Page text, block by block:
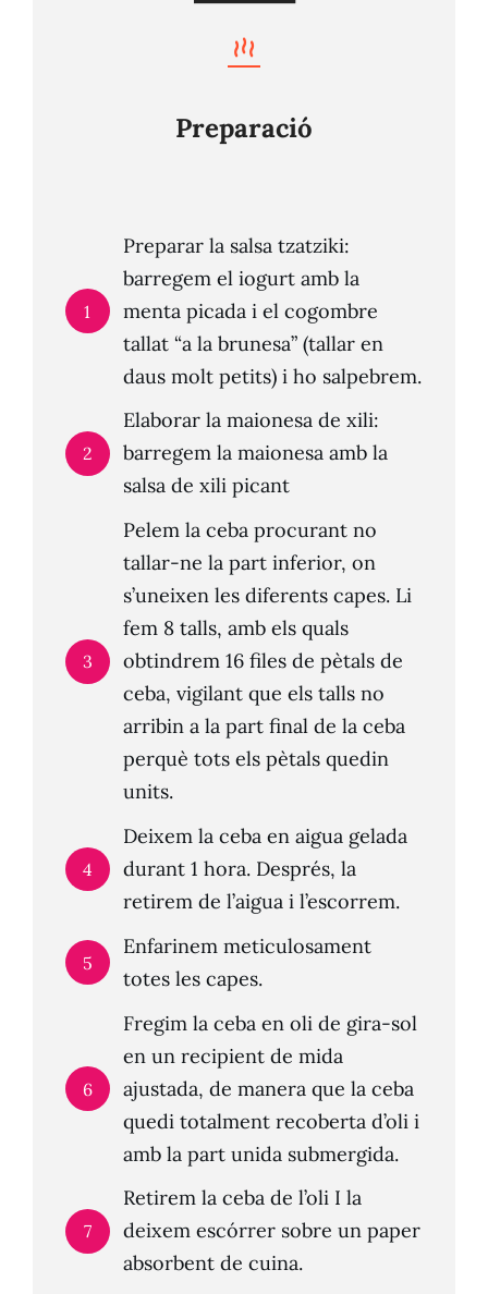
Preparació
1
Preparar la salsa tzatziki:
barregem el iogurt amb la
menta picada i el cogombre
tallat “a la brunesa” (tallar en
daus molt petits) i ho salpebrem.
2
Elaborar la maionesa de xili:
barregem la maionesa amb la
salsa de xili picant
3
Pelem la ceba procurant no
tallar-ne la part inferior, on
s’uneixen les diferents capes. Li
fem 8 talls, amb els quals
obtindrem 16 files de pètals de
ceba, vigilant que els talls no
arribin a la part final de la ceba
perquè tots els pètals quedin
units.
4
Deixem la ceba en aigua gelada
durant 1 hora. Després, la
retirem de l’aigua i l’escorrem.
5
Enfarinem meticulosament
totes les capes.
6
Fregim la ceba en oli de gira-sol
en un recipient de mida
ajustada, de manera que la ceba
quedi totalment recoberta d’oli i
amb la part unida submergida.
7
Retirem la ceba de l’oli I la
deixem escórrer sobre un paper
absorbent de cuina.